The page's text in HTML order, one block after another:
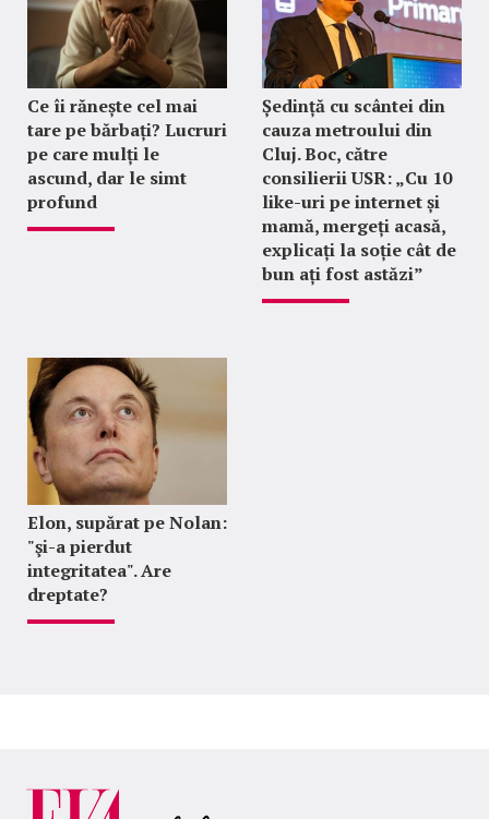
Ce îi rănește cel mai
tare pe bărbați? Lucruri
pe care mulți le
ascund, dar le simt
profund
Ședință cu scântei din
cauza metroului din
Cluj. Boc, către
consilierii USR: „Cu 10
like-uri pe internet și
mamă, mergeți acasă,
explicați la soție cât de
bun ați fost astăzi”
Elon, supărat pe Nolan:
"şi-a pierdut
integritatea". Are
dreptate?